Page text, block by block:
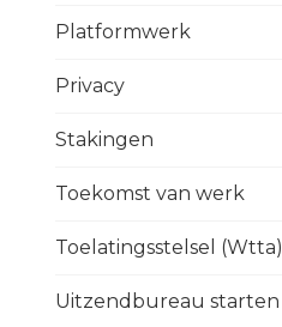
Platformwerk
Privacy
Stakingen
Toekomst van werk
Toelatingsstelsel (Wtta)
Uitzendbureau starten